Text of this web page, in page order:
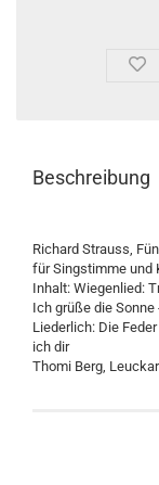
Beschreibung
Richard Strauss,
für Singstimme und
Inhalt: Wiegenlied:
Ich grüße die
Liederlich: Die
ich dir
Thomi Berg,